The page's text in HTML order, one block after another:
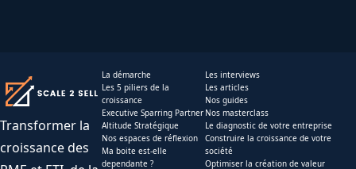
Transformer la
croissance des
La démarche
Les 5 piliers de la
croissance
Executive Sparring Partner
Altitude Stratégique
Nos espaces de réflexion
Ma boite est-elle
dependante ?
Les interviews
Les articles
Nos guides
Nos masterclass
Le diagnostic de votre entreprise
Construire la croissance de votre
société
Optimiser la création de valeur